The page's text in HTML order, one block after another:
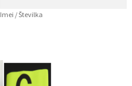
Imei / Številka